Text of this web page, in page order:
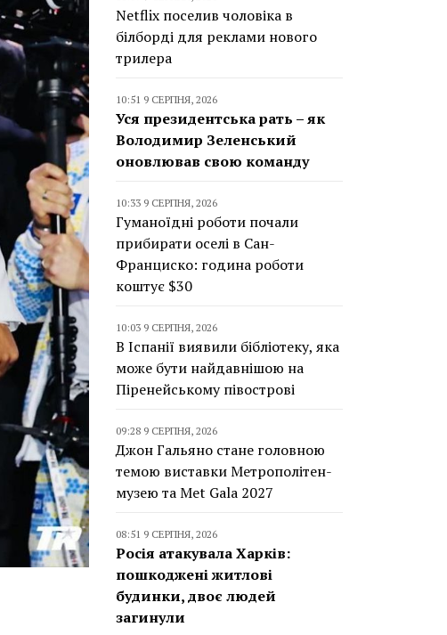
Netflix поселив чоловіка в
білборді для реклами нового
трилера
10:51 9 СЕРПНЯ, 2026
Уся президентська рать – як
Володимир Зеленський
оновлював свою команду
10:33 9 СЕРПНЯ, 2026
Гуманоїдні роботи почали
прибирати оселі в Сан-
Франциско: година роботи
коштує $30
10:03 9 СЕРПНЯ, 2026
В Іспанії виявили бібліотеку, яка
може бути найдавнішою на
Піренейському півострові
09:28 9 СЕРПНЯ, 2026
Джон Гальяно стане головною
темою виставки Метрополітен-
музею та Met Gala 2027
08:51 9 СЕРПНЯ, 2026
Росія атакувала Харків:
пошкоджені житлові
будинки, двоє людей
загинули